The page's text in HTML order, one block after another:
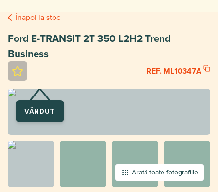
Înapoi la stoc
Ford E-TRANSIT 2T 350 L2H2 Trend
Business
REF. ML10347A
VÂNDUT
Arată toate fotografiile